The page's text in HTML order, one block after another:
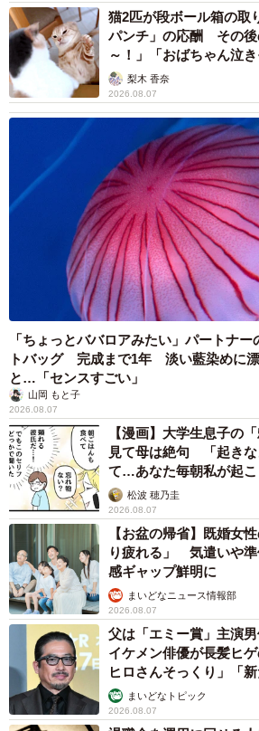
猫2匹が段ボール箱の取
パンチ」の応酬 その後
～！」「おばちゃん泣
梨木 香奈
2026.08.07
「ちょっとババロアみたい」パートナ
トバッグ 完成まで1年 淡い藍染めに
と…「センスすごい」
山岡 もと子
2026.08.07
【漫画】大学生息子の
見て母は絶句 「起きな
て…あなた毎朝私が起
松波 穂乃圭
2026.08.07
【お盆の帰省】既婚女
り疲れる」 気遣いや
感ギャップ鮮明に
まいどなニュース情報部
2026.08.07
父は「エミー賞」主演
イケメン俳優が長髪ヒ
ヒロさんそっくり」「
まいどなトピック
2026.08.07